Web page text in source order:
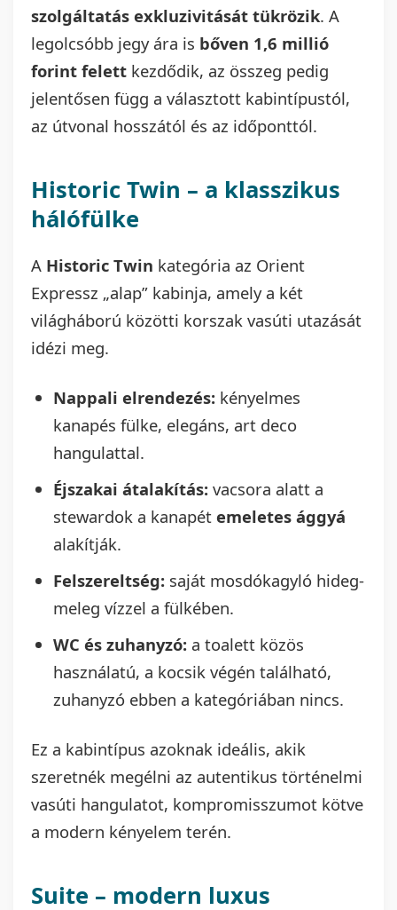
szolgáltatás exkluzivitását tükrözik. A
legolcsóbb jegy ára is bőven 1,6 millió
forint felett kezdődik, az összeg pedig
jelentősen függ a választott kabintípustól,
az útvonal hosszától és az időponttól.
Historic Twin – a klasszikus
hálófülke
A Historic Twin kategória az Orient
Expressz „alap” kabinja, amely a két
világháború közötti korszak vasúti utazását
idézi meg.
Nappali elrendezés: kényelmes
kanapés fülke, elegáns, art deco
hangulattal.
Éjszakai átalakítás: vacsora alatt a
stewardok a kanapét emeletes ággyá
alakítják.
Felszereltség: saját mosdókagyló hideg-
meleg vízzel a fülkében.
WC és zuhanyzó: a toalett közös
használatú, a kocsik végén található,
zuhanyzó ebben a kategóriában nincs.
Ez a kabintípus azoknak ideális, akik
szeretnék megélni az autentikus történelmi
vasúti hangulatot, kompromisszumot kötve
a modern kényelem terén.
Suite – modern luxus